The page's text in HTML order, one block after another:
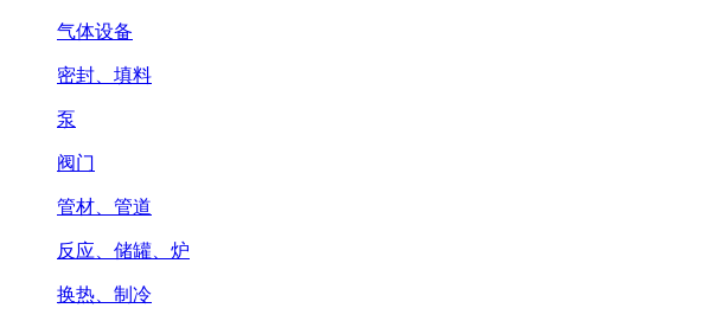
气体设备
密封、填料
泵
阀门
管材、管道
反应、储罐、炉
换热、制冷